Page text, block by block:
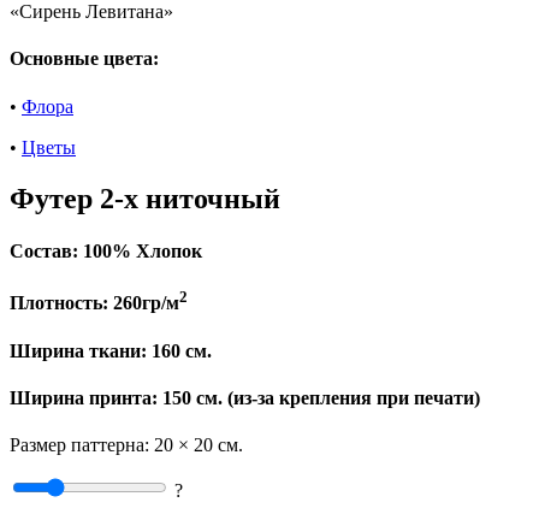
«Сирень Левитана»
Основные цвета:
• Флора
• Цветы
Футер 2-х ниточный
Состав: 100% Хлопок
Плотность: 260гр/м2
Ширина ткани: 160 см.
Ширина принта: 150 см. (из-за крепления при печати)
Размер паттерна: 20 × 20 см.
?